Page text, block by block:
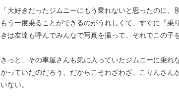
「大好きだったジムニーにもう乗れないと思ったのに
もう一度乗ることができるのがうれしくて、すぐに『乗
きは友達も呼んでみんなで写真を撮って、それでこの子
きっと、その車屋さんも気に入っていたジムニーに乗
かっていたのだろう。だからこそわざわざ、こりんさん
いない。